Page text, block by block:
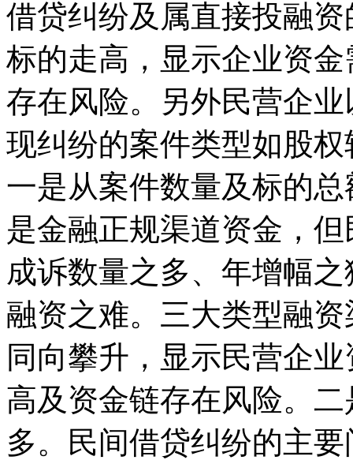
借贷纠纷及属直接投融
标的走高，显示企业资
存在风险。另外民营企
现纠纷的案件类型如股
一是从案件数量及标的
是金融正规渠道资金，
成诉数量之多、年增幅
融资之难。三大类型融
同向攀升，显示民营企
高及资金链存在风险。
多。民间借贷纠纷的主